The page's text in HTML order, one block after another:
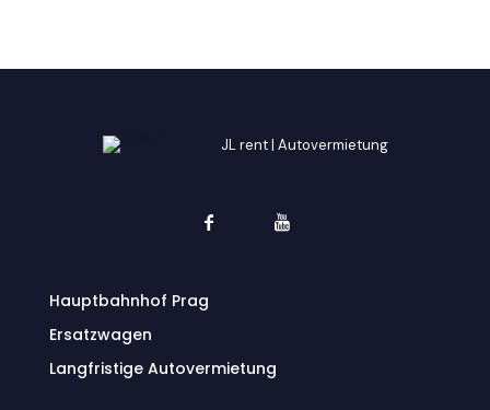
JL rent | Autovermietung
Hauptbahnhof Prag
Ersatzwagen
Langfristige Autovermietung